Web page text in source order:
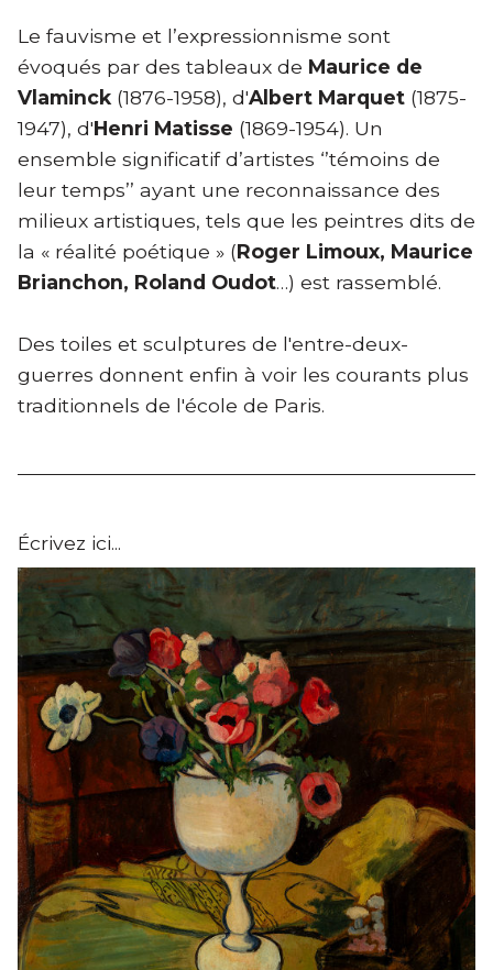
Le fauvisme et l’expressionnisme sont
évoqués par des tableaux de Maurice de
Vlaminck (1876-1958), d'Albert Marquet (1875-
1947), d'Henri Matisse (1869-1954). Un
ensemble significatif d’artistes ‘’témoins de
leur temps’’ ayant une reconnaissance des
milieux artistiques, tels que les peintres dits de
la « réalité poétique » (Roger Limoux, Maurice
Brianchon, Roland Oudot…) est rassemblé.
Des toiles et sculptures de l'entre-deux-
guerres donnent enfin à voir les courants plus
traditionnels de l'école de Paris.
Écrivez ici...